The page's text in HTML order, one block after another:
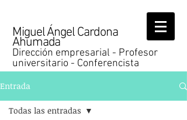
Miguel Ángel Cardona
Ahumada
Dirección empresarial - Profesor
universitario - Conferencista
Entrada
Todas las entradas